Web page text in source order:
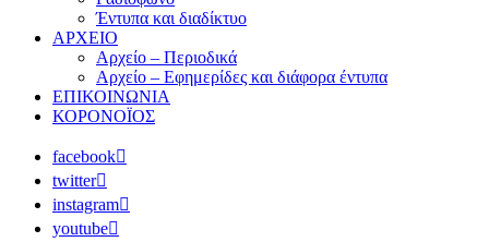
Έντυπα και διαδίκτυο
ΑΡΧΕΙΟ
Αρχείο – Περιοδικά
Αρχείο – Εφημερίδες και διάφορα έντυπα
ΕΠΙΚΟΙΝΩΝΙΑ
ΚΟΡΟΝΟΪΟΣ
facebook
twitter
instagram
youtube